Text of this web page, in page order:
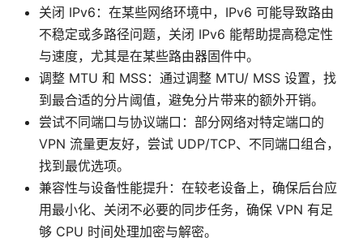
关闭 IPv6：在某些网络环境中，IPv6 可能导致路由
不稳定或多路径问题，关闭 IPv6 能帮助提高稳定性
与速度，尤其是在某些路由器固件中。
调整 MTU 和 MSS：通过调整 MTU/ MSS 设置，找
到最合适的分片阈值，避免分片带来的额外开销。
尝试不同端口与协议端口：部分网络对特定端口的
VPN 流量更友好，尝试 UDP/TCP、不同端口组合，
找到最优选项。
兼容性与设备性能提升：在较老设备上，确保后台应
用最小化、关闭不必要的同步任务，确保 VPN 有足
够 CPU 时间处理加密与解密。